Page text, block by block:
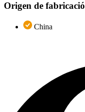
Origen de
China